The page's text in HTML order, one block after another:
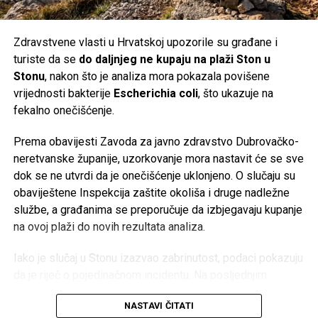
investicioni fondoviRBC BlueBay, BlantyreiWhitebox,
više ne vjeruju da je moguće spasiti cijeli koncern. Njihov
plan je izdvajanje poslovanja s baterijama za domaćinstvo i
formiranje nove vlasničke strukture za taj segment.
Više od stoljeća tradicije
Korijeni Varte sežu u
nastao je od njemačkog izrazaVertrieb, Aufladung,
Reparatur transportabler Akkumulatoren(prodaja, punjenje
i popravka prenosnih akumulatora). Njene baterije koristio
je čak i poznati istraživačFridtjof Nansentokom polarnih
ekspedicija.
Međutim, historija kompanije ima i tamnu stranu. Početkom
20. stoljeća tadašnji proizvođač AFA preuzima industrijalac
kompanija je koristila prisilni rad logoraša i ratnih
Zdravstvene vlasti u Hrvatskoj upozorile su građane i
turiste da se do daljnjeg ne kupaju na plaži Ston u
Stonu, nakon što je analiza mora pokazala povišene
vrijednosti bakterije Escherichia coli, što ukazuje na
fekalno onečišćenje.
Prema obavijesti Zavoda za javno zdravstvo Dubrovačko-
neretvanske županije, uzorkovanje mora nastavit će se sve
dok se ne utvrdi da je onečišćenje uklonjeno. O slučaju su
obaviještene Inspekcija zaštite okoliša i druge nadležne
službe, a građanima se preporučuje da izbjegavaju kupanje
na ovoj plaži do novih rezultata analiza.
Iako je slučaj u Stonu izazvao zabrinutost, podaci pokazuju
redovnim mjerenjima kvaliteta mora na području
Dubrovačko-neretvanske županije bila je vrlo dobra – od
NASTAVI ČITATI